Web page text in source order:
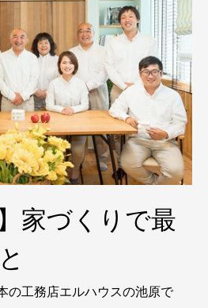
家づくりで最
の工務店エルハウスの池原で